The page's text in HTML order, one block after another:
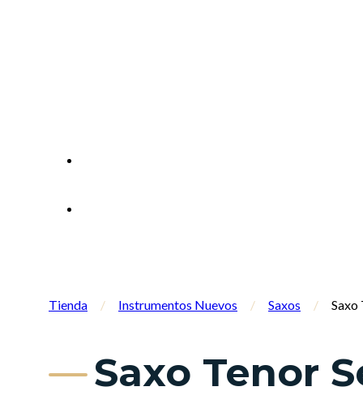
Tienda / Instrumentos Nuevos / Saxos / Saxo
Saxo Tenor